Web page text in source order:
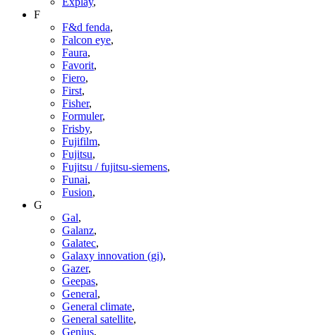
F
F&d fenda,
Falcon eye,
Faura,
Favorit,
Fiero,
First,
Fisher,
Formuler,
Frisby,
Fujifilm,
Fujitsu,
Fujitsu / fujitsu-siemens,
Funai,
Fusion,
G
Gal,
Galanz,
Galatec,
Galaxy innovation (gi),
Gazer,
Geepas,
General,
General climate,
General satellite,
Genius,